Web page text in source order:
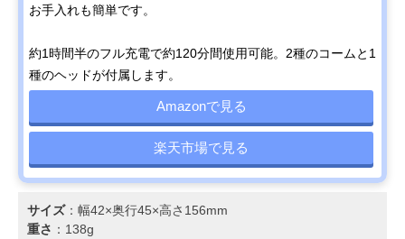
お手入れも簡単です。
約1時間半のフル充電で約120分間使用可能。2種のコームと1
種のヘッドが付属します。
Amazonで見る
楽天市場で見る
サイズ：幅42×奥行45×高さ156mm
重さ ：138g